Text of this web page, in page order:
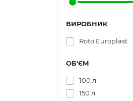
ВИРОБНИК
Roto Europlast
ОБ'ЄМ
100 л
150 л